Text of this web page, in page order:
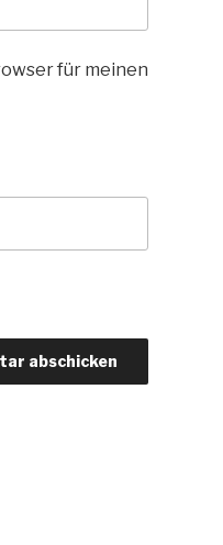
für meinen